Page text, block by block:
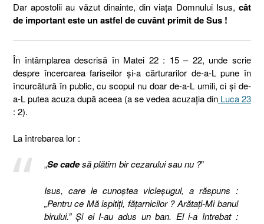
Dar apostolii au văzut dinainte, din viața Domnului Isus, cât
de important este un astfel de cuvânt primit de Sus !
În întâmplarea descrisă în Matei 22 : 15 – 22, unde scrie
despre încercarea fariseilor și-a cărturarilor de-a-L pune în
încurcătură în public, cu scopul nu doar de-a-L umili, ci și de-
a-L putea acuza după aceea (a se vedea acuzația din Luca 23
: 2).
La întrebarea lor :
„Se cadesă plătim bir cezarului sau nu ?”
Isus, care le cunoştea vicleşugul, a răspuns :
„Pentru ce Mă ispitiţi, făţarnicilor ? Arătaţi-Mi banul
birului.” Şi ei I-au adus un ban. El i-a întrebat :